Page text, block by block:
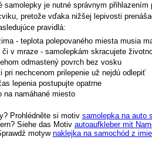
je nutné správnym přihlazením
pretože vďaka nižšej lepivosti
pravidlá:
- teplota polepovaného miesta musia
v mraze - samolepkám skracujete
odmastený povrch bez vosku
nechcenom prilepenie už nejdú odlepiť
lepenia postupujte opatrne
na namáhané miesto
Prohlédněte si motiv samolepka na auto
Siehe das Motiv autoaufkleber mit
motyw naklejka na samochód z